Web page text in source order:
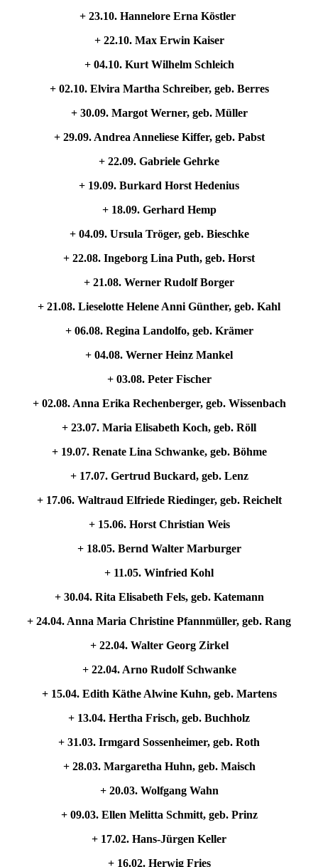
+ 23.10. Hannelore Erna Köstler
+ 22.10. Max Erwin Kaiser
+ 04.10. Kurt Wilhelm Schleich
+ 02.10. Elvira Martha Schreiber, geb. Berres
+ 30.09. Margot Werner, geb. Müller
+ 29.09. Andrea Anneliese Kiffer, geb. Pabst
+ 22.09. Gabriele Gehrke
+ 19.09. Burkard Horst Hedenius
+ 18.09. Gerhard Hemp
+ 04.09. Ursula Tröger, geb. Bieschke
+ 22.08. Ingeborg Lina Puth, geb. Horst
+ 21.08. Werner Rudolf Borger
+ 21.08. Lieselotte Helene Anni Günther, geb. Kahl
+ 06.08. Regina Landolfo, geb. Krämer
+ 04.08. Werner Heinz Mankel
+ 03.08. Peter Fischer
+ 02.08. Anna Erika Rechenberger, geb. Wissenbach
+ 23.07. Maria Elisabeth Koch, geb. Röll
+ 19.07. Renate Lina Schwanke, geb. Böhme
+ 17.07. Gertrud Buckard, geb. Lenz
+ 17.06. Waltraud Elfriede Riedinger, geb. Reichelt
+ 15.06. Horst Christian Weis
+ 18.05. Bernd Walter Marburger
+ 11.05. Winfried Kohl
+ 30.04. Rita Elisabeth Fels, geb. Katemann
+ 24.04. Anna Maria Christine Pfannmüller, geb. Rang
+ 22.04. Walter Georg Zirkel
+ 22.04. Arno Rudolf Schwanke
+ 15.04. Edith Käthe Alwine Kuhn, geb. Martens
+ 13.04. Hertha Frisch, geb. Buchholz
+ 31.03. Irmgard Sossenheimer, geb. Roth
+ 28.03. Margaretha Huhn, geb. Maisch
+ 20.03. Wolfgang Wahn
+ 09.03. Ellen Melitta Schmitt, geb. Prinz
+ 17.02. Hans-Jürgen Keller
+ 16.02. Herwig Fries